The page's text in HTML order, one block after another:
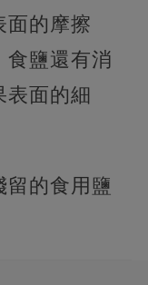
面的摩擦
食鹽還有消
表面的細
留的食用鹽